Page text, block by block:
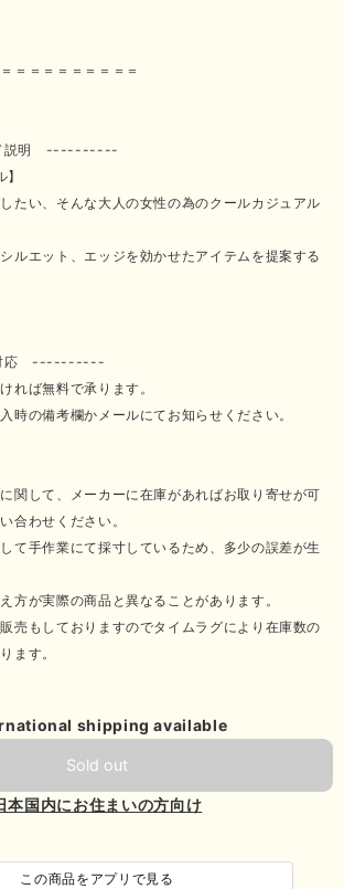
＝＝＝＝＝＝＝＝＝
説明 ----------
たい、そんな大人の女性の為のクールカジュアル
ルエット、エッジを効かせたアイテムを提案する
応 ----------
れば無料で承ります。
時の備考欄かメールにてお知らせください。
関して、メーカーに在庫があればお取り寄せが可
合わせください。
て手作業にて採寸しているため、多少の誤差が生
方が実際の商品と異なることがあります。
売もしておりますのでタイムラグにより在庫数の
ます。
shipping available
Sold out
本国内にお住まいの方向け
この商品をアプリで見る